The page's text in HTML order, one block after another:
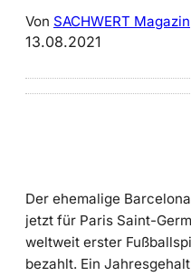
Von SACHWERT Magazin
13.08.2021
Der ehemalige
jetzt für Paris Saint-
weltweit erster
bezahlt. Ein